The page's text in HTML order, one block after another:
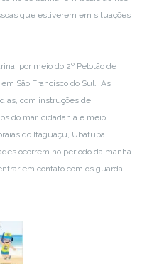
que estiverem em situações
por meio do 2º Pelotão de
São Francisco do Sul. As
com instruções de
do mar, cidadania e meio
do Itaguaçu, Ubatuba,
ocorrem no período da manhã
em contato com os guarda-